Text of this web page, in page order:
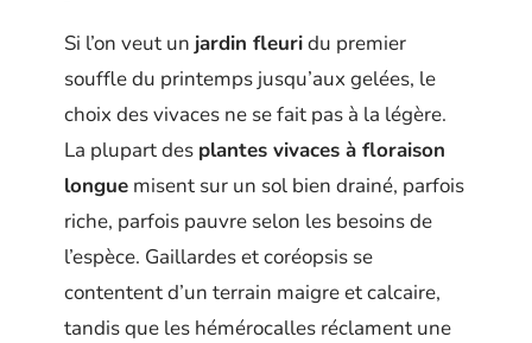
Si l’on veut un jardin fleuridu premier
souffle du printemps jusqu’aux gelées, le
choix des vivaces ne se fait pas à la légère.
La plupart des plantes vivaces à floraison
longue misent sur un sol bien drainé, parfois
riche, parfois pauvre selon les besoins de
l’espèce. Gaillardes et coréopsis se
contentent d’un terrain maigre et calcaire,
tandis que les hémérocalles réclament une